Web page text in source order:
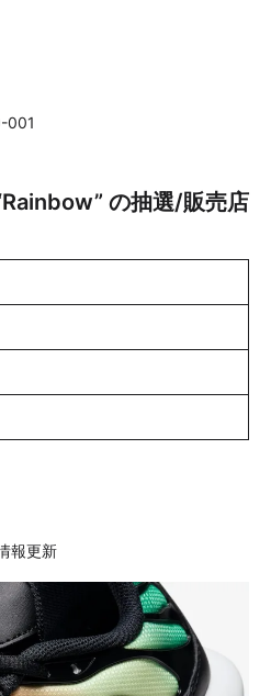
001
の抽選/販売店
定
報更新